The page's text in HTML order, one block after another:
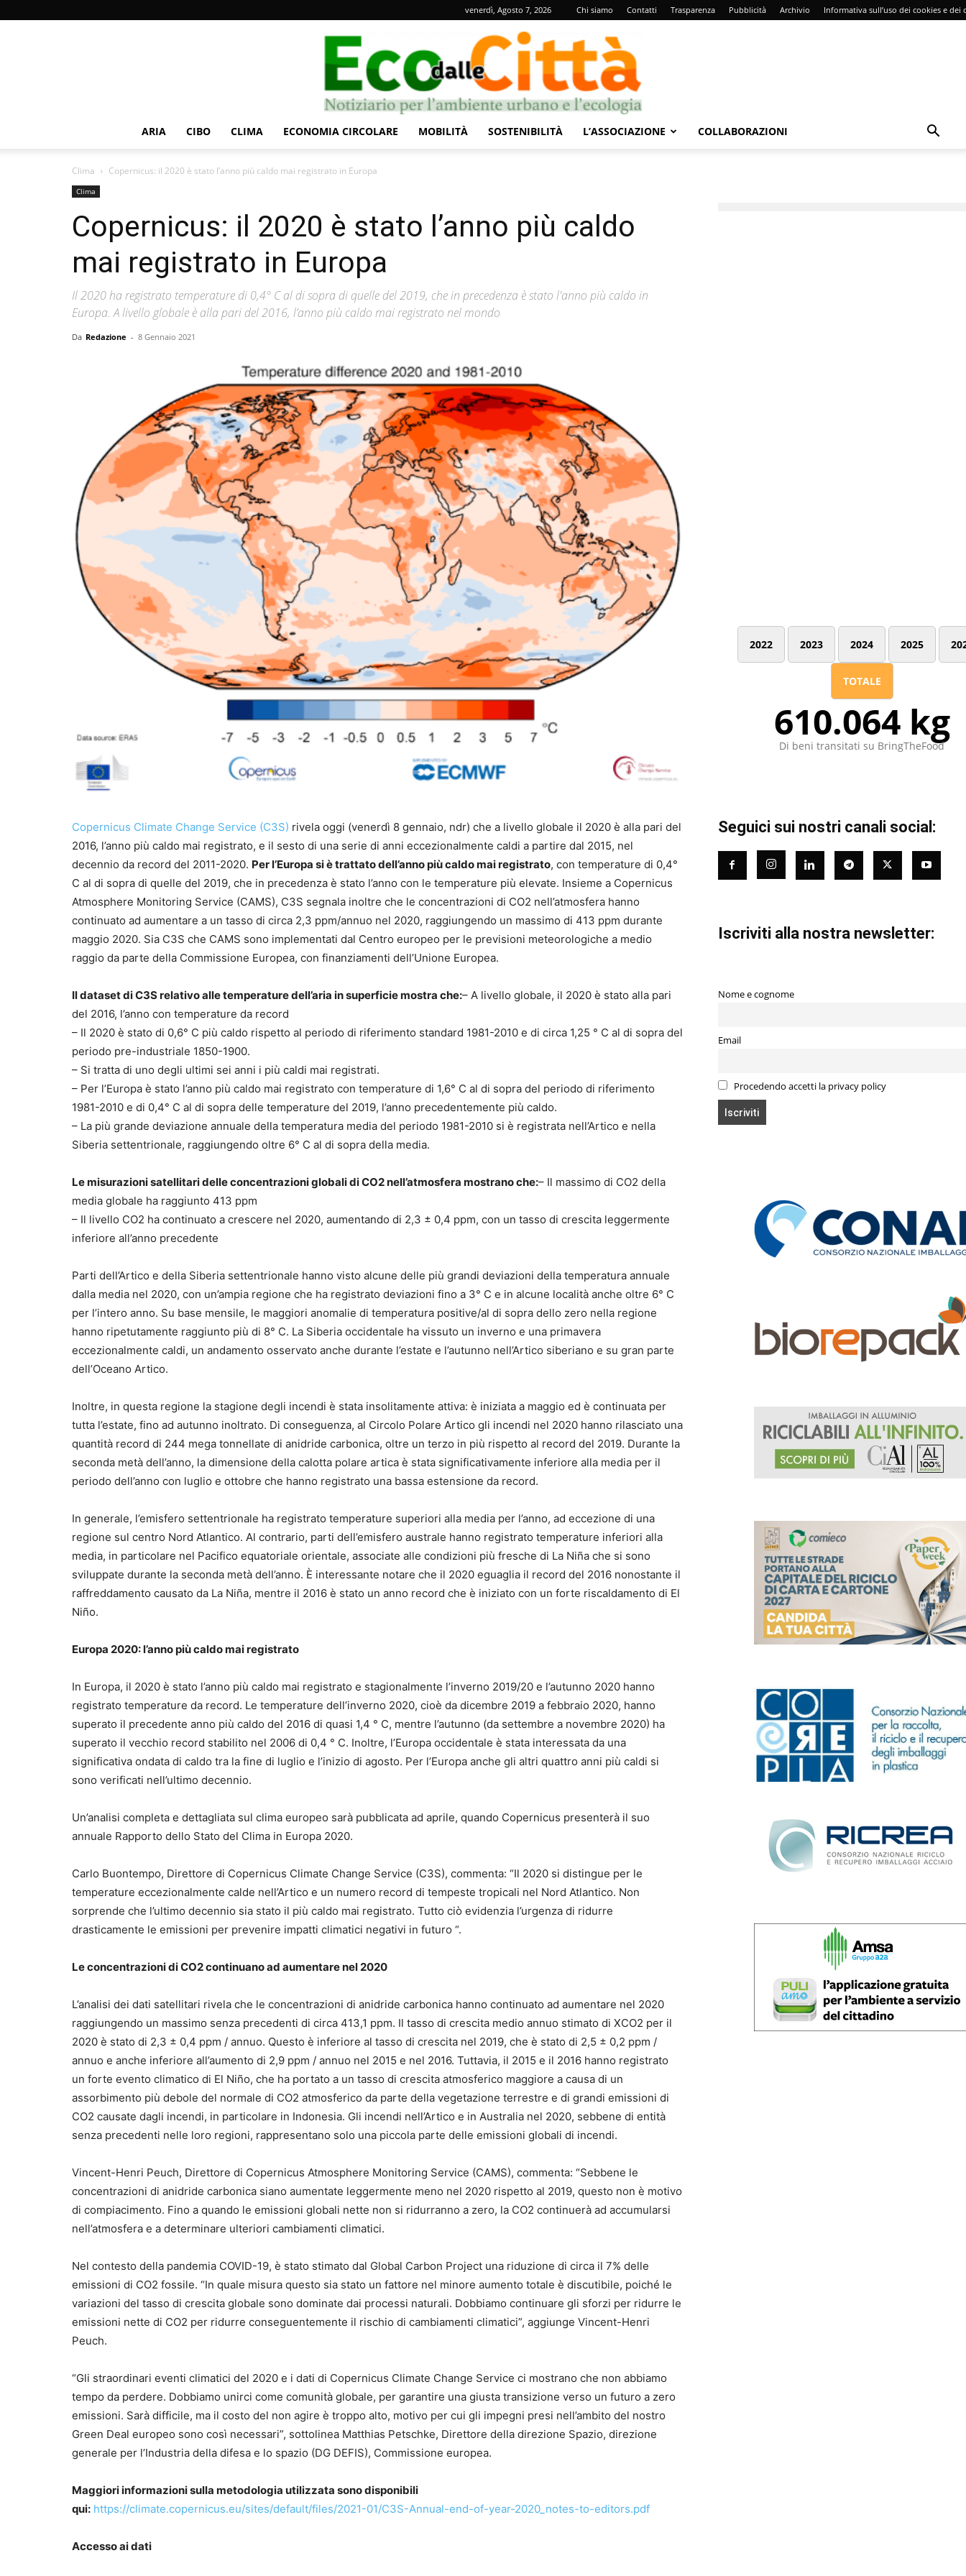
venerdì, Agosto 7, 2026 Chi siamo Contatti Trasparenza Pubblicità Archivio Informativa sull’uso dei cookies e dei
ARIA CIBO CLIMA ECONOMIA CIRCOLARE MOBILITÀ SOSTENIBILITÀ L’ASSOCIAZIONE COLLABORAZIONI
Clima Copernicus: il 2020 è stato l’anno più caldo mai registrato in Europa
Clima
Copernicus: il 2020 è stato l’anno più caldo
mai registrato in Europa
Il 2020 ha registrato temperature di 0,4° C al di sopra di quelle del 2019, che in precedenza è stato l'anno più caldo in
Europa. A livello globale è alla pari del 2016, l’anno più caldo mai registrato nel mondo
Da Redazione - 8 Gennaio 2021
Copernicus Climate Change Service (C3S) rivela oggi (venerdì 8 gennaio, ndr) che a livello globale il 2020 è alla pari del
2016, l’anno più caldo mai registrato, e il sesto di una serie di anni eccezionalmente caldi a partire dal 2015, nel
decennio da record del 2011-2020. Per l’Europa si è trattato dell’anno più caldo mai registrato, con temperature di 0,4°
C al di sopra di quelle del 2019, che in precedenza è stato l’anno con le temperature più elevate. Insieme a Copernicus
Atmosphere Monitoring Service (CAMS), C3S segnala inoltre che le concentrazioni di CO2 nell’atmosfera hanno
continuato ad aumentare a un tasso di circa 2,3 ppm/annuo nel 2020, raggiungendo un massimo di 413 ppm durante
maggio 2020. Sia C3S che CAMS sono implementati dal Centro europeo per le previsioni meteorologiche a medio
raggio da parte della Commissione Europea, con finanziamenti dell’Unione Europea.
Il dataset di C3S relativo alle temperature dell’aria in superficie mostra che:– A livello globale, il 2020 è stato alla pari
del 2016, l’anno con temperature da record
– Il 2020 è stato di 0,6° C più caldo rispetto al periodo di riferimento standard 1981-2010 e di circa 1,25 ° C al di sopra del
periodo pre-industriale 1850-1900.
– Si tratta di uno degli ultimi sei anni i più caldi mai registrati.
– Per l’Europa è stato l’anno più caldo mai registrato con temperature di 1,6° C al di sopra del periodo di riferimento
1981-2010 e di 0,4° C al di sopra delle temperature del 2019, l’anno precedentemente più caldo.
– La più grande deviazione annuale della temperatura media del periodo 1981-2010 si è registrata nell’Artico e nella
Siberia settentrionale, raggiungendo oltre 6° C al di sopra della media.
Le misurazioni satellitari delle concentrazioni globali di CO2 nell’atmosfera mostrano che:– Il massimo di CO2 della
media globale ha raggiunto 413 ppm
– Il livello CO2 ha continuato a crescere nel 2020, aumentando di 2,3 ± 0,4 ppm, con un tasso di crescita leggermente
inferiore all’anno precedente
Parti dell’Artico e della Siberia settentrionale hanno visto alcune delle più grandi deviazioni della temperatura annuale
dalla media nel 2020, con un’ampia regione che ha registrato deviazioni fino a 3° C e in alcune località anche oltre 6° C
per l’intero anno. Su base mensile, le maggiori anomalie di temperatura positive/al di sopra dello zero nella regione
hanno ripetutamente raggiunto più di 8° C. La Siberia occidentale ha vissuto un inverno e una primavera
eccezionalmente caldi, un andamento osservato anche durante l’estate e l’autunno nell’Artico siberiano e su gran parte
dell’Oceano Artico.
Inoltre, in questa regione la stagione degli incendi è stata insolitamente attiva: è iniziata a maggio ed è continuata per
tutta l’estate, fino ad autunno inoltrato. Di conseguenza, al Circolo Polare Artico gli incendi nel 2020 hanno rilasciato una
quantità record di 244 mega tonnellate di anidride carbonica, oltre un terzo in più rispetto al record del 2019. Durante la
seconda metà dell’anno, la dimensione della calotta polare artica è stata significativamente inferiore alla media per il
periodo dell’anno con luglio e ottobre che hanno registrato una bassa estensione da record.
In generale, l’emisfero settentrionale ha registrato temperature superiori alla media per l’anno, ad eccezione di una
regione sul centro Nord Atlantico. Al contrario, parti dell’emisfero australe hanno registrato temperature inferiori alla
media, in particolare nel Pacifico equatoriale orientale, associate alle condizioni più fresche di La Niña che si sono
sviluppate durante la seconda metà dell’anno. È interessante notare che il 2020 eguaglia il record del 2016 nonostante il
raffreddamento causato da La Niña, mentre il 2016 è stato un anno record che è iniziato con un forte riscaldamento di El
Niño.
Europa 2020: l’anno più caldo mai registrato
In Europa, il 2020 è stato l’anno più caldo mai registrato e stagionalmente l’inverno 2019/20 e l’autunno 2020 hanno
registrato temperature da record. Le temperature dell’inverno 2020, cioè da dicembre 2019 a febbraio 2020, hanno
superato il precedente anno più caldo del 2016 di quasi 1,4 ° C, mentre l’autunno (da settembre a novembre 2020) ha
superato il vecchio record stabilito nel 2006 di 0,4 ° C. Inoltre, l’Europa occidentale è stata interessata da una
significativa ondata di caldo tra la fine di luglio e l’inizio di agosto. Per l’Europa anche gli altri quattro anni più caldi si
sono verificati nell’ultimo decennio.
Un’analisi completa e dettagliata sul clima europeo sarà pubblicata ad aprile, quando Copernicus presenterà il suo
annuale Rapporto dello Stato del Clima in Europa 2020.
Carlo Buontempo, Direttore di Copernicus Climate Change Service (C3S), commenta: “Il 2020 si distingue per le
temperature eccezionalmente calde nell’Artico e un numero record di tempeste tropicali nel Nord Atlantico. Non
sorprende che l’ultimo decennio sia stato il più caldo mai registrato. Tutto ciò evidenzia l’urgenza di ridurre
drasticamente le emissioni per prevenire impatti climatici negativi in futuro “.
Le concentrazioni di CO2 continuano ad aumentare nel 2020
L’analisi dei dati satellitari rivela che le concentrazioni di anidride carbonica hanno continuato ad aumentare nel 2020
raggiungendo un massimo senza precedenti di circa 413,1 ppm. Il tasso di crescita medio annuo stimato di XCO2 per il
2020 è stato di 2,3 ± 0,4 ppm / annuo. Questo è inferiore al tasso di crescita nel 2019, che è stato di 2,5 ± 0,2 ppm /
annuo e anche inferiore all’aumento di 2,9 ppm / annuo nel 2015 e nel 2016. Tuttavia, il 2015 e il 2016 hanno registrato
un forte evento climatico di El Niño, che ha portato a un tasso di crescita atmosferico maggiore a causa di un
assorbimento più debole del normale di CO2 atmosferico da parte della vegetazione terrestre e di grandi emissioni di
CO2 causate dagli incendi, in particolare in Indonesia. Gli incendi nell’Artico e in Australia nel 2020, sebbene di entità
senza precedenti nelle loro regioni, rappresentano solo una piccola parte delle emissioni globali di incendi.
Vincent-Henri Peuch, Direttore di Copernicus Atmosphere Monitoring Service (CAMS), commenta: “Sebbene le
concentrazioni di anidride carbonica siano aumentate leggermente meno nel 2020 rispetto al 2019, questo non è motivo
di compiacimento. Fino a quando le emissioni globali nette non si ridurranno a zero, la CO2 continuerà ad accumularsi
nell’atmosfera e a determinare ulteriori cambiamenti climatici.
Nel contesto della pandemia COVID-19, è stato stimato dal Global Carbon Project una riduzione di circa il 7% delle
emissioni di CO2 fossile. “In quale misura questo sia stato un fattore nel minore aumento totale è discutibile, poiché le
variazioni del tasso di crescita globale sono dominate dai processi naturali. Dobbiamo continuare gli sforzi per ridurre le
emissioni nette di CO2 per ridurre conseguentemente il rischio di cambiamenti climatici”, aggiunge Vincent-Henri
Peuch.
“Gli straordinari eventi climatici del 2020 e i dati di Copernicus Climate Change Service ci mostrano che non abbiamo
tempo da perdere. Dobbiamo unirci come comunità globale, per garantire una giusta transizione verso un futuro a zero
emissioni. Sarà difficile, ma il costo del non agire è troppo alto, motivo per cui gli impegni presi nell’ambito del nostro
Green Deal europeo sono così necessari”, sottolinea Matthias Petschke, Direttore della direzione Spazio, direzione
generale per l’Industria della difesa e lo spazio (DG DEFIS), Commissione europea.
Maggiori informazioni sulla metodologia utilizzata sono disponibili
qui: https://climate.copernicus.eu/sites/default/files/2021-01/C3S-Annual-end-of-year-2020_notes-to-editors.pdf
Accesso ai dati
2022 2023 2024 2025
TOTALE
610.064 kg
Di beni transitati su BringTheFood
Seguici sui nostri canali social:
Iscriviti alla nostra newsletter:
Nome e cognome
Email
Procedendo accetti la privacy policy